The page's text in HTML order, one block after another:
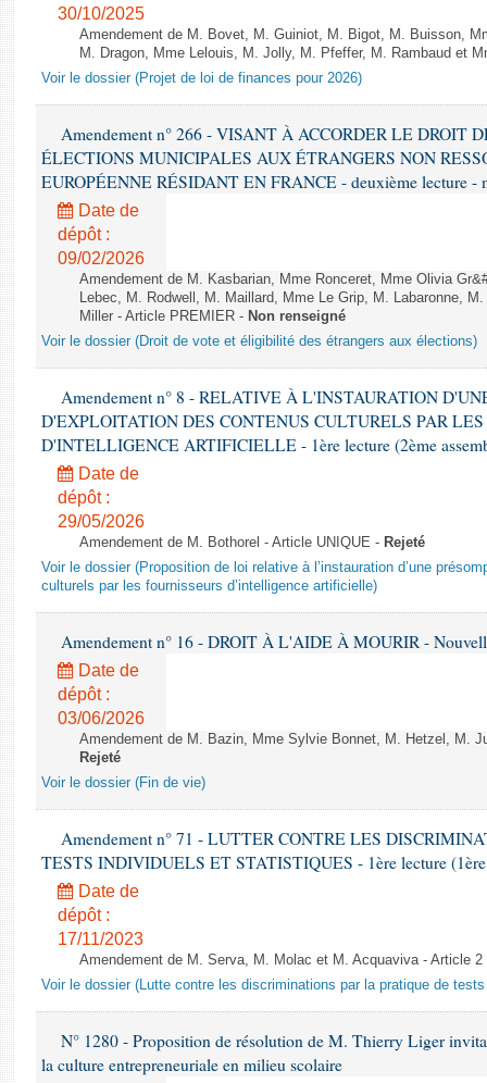
30/10/2025
Amendement de M. Bovet, M. Guiniot, M. Bigot, M. Buisson,
M. Dragon, Mme Lelouis, M. Jolly, M. Pfeffer, M. Rambaud et
Voir le dossier (Projet de loi de finances pour 2026)
Amendement n° 266 - VISANT À ACCORDER LE DROIT
ÉLECTIONS MUNICIPALES AUX ÉTRANGERS NON
EUROPÉENNE RÉSIDANT EN FRANCE - deuxième lecture -
Date de
dépôt :
09/02/2026
Amendement de M. Kasbarian, Mme Ronceret, Mme Olivia
Lebec, M. Rodwell, M. Maillard, Mme Le Grip, M. Labaronne,
Miller - Article PREMIER - Non renseigné
Voir le dossier (Droit de vote et éligibilité des étrangers aux élections)
Amendement n° 8 - RELATIVE À L'INSTAURATION
D'EXPLOITATION DES CONTENUS CULTURELS PAR LES
D'INTELLIGENCE ARTIFICIELLE - 1ère lecture (2ème
Date de
dépôt :
29/05/2026
Amendement de M. Bothorel - Article UNIQUE - Rejeté
Voir le dossier (Proposition de loi relative à l’instauration d’une
culturels par les fournisseurs d’intelligence artificielle)
Amendement n° 16 - DROIT À L'AIDE À MOURIR -
Date de
dépôt :
03/06/2026
Amendement de M. Bazin, Mme Sylvie Bonnet, M. Hetzel, M.
Rejeté
Voir le dossier (Fin de vie)
Amendement n° 71 - LUTTER CONTRE LES
TESTS INDIVIDUELS ET STATISTIQUES - 1ère lecture (1ère
Date de
dépôt :
17/11/2023
Amendement de M. Serva, M. Molac et M. Acquaviva - Article
Voir le dossier (Lutte contre les discriminations par la pratique de
N° 1280 - Proposition de résolution de M. Thierry Liger
la culture entrepreneuriale en milieu scolaire